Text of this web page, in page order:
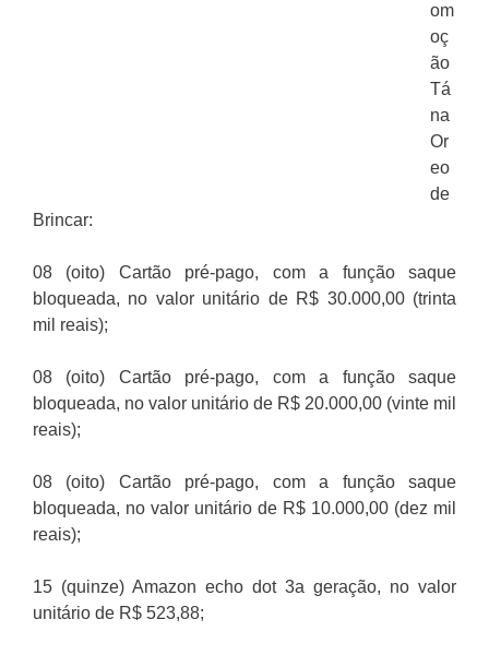
om
oç
ão
Tá
na
Or
eo
de
Brincar:
08 (oito) Cartão pré-pago, com a função saque
bloqueada, no valor unitário de R$ 30.000,00 (trinta
mil reais);
08 (oito) Cartão pré-pago, com a função saque
bloqueada, no valor unitário de R$ 20.000,00 (vinte mil
reais);
08 (oito) Cartão pré-pago, com a função saque
bloqueada, no valor unitário de R$ 10.000,00 (dez mil
reais);
15 (quinze) Amazon echo dot 3a geração, no valor
unitário de R$ 523,88;